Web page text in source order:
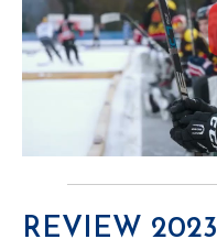
REVIEW 2023